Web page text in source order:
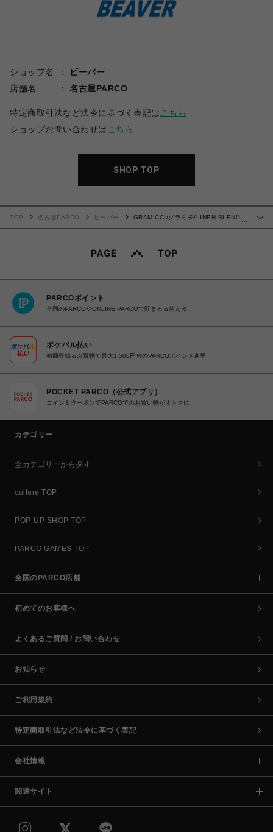
ショップ名
ビーバー
店舗名
名古屋PARCO
特定商取引法など法令に基づく表記は こちら
ショップお問い合わせは こちら
SHOP TOP
…
TOP 名古屋PARCO ビーバー
GRAMICCI/グラミチ/LINEN BLEND
PARCOポイント
全国のPARCOやONLINE PARCOで貯まる＆使える
ポケパル払い
初回登録＆お買物で最大1,500円分のPARCOポイント進呈
POCKET PARCO（公式アプリ）
コイン＆クーポンでPARCOでのお買い物がオトクに
カテゴリー
全カテゴリーから探す
culture TOP
POP-UP SHOP TOP
PARCO GAMES TOP
全国のPARCO店舗
初めてのお客様へ
よくあるご質問 / お問い合わせ
お知らせ
ご利用規約
特定商取引法など法令に基づく表記
会社情報
関連サイト